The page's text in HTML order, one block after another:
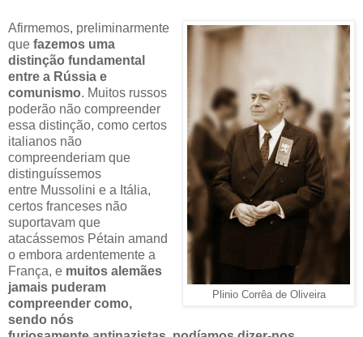
Plinio Corrêa de Oliveira
Afirmemos, preliminarmente
que fazemos uma
distinção fundamental
entre a Rússia e
comunismo. Muitos russos
poderão não compreender
essa distinção, como certos
italianos não
compreenderiam que
distinguíssemos
entre Mussolini e a Itália,
certos franceses não
suportavam que
atacássemos Pétain amand
o embora ardentemente a
França, e muitos alemães
jamais puderam
compreender como,
sendo nós